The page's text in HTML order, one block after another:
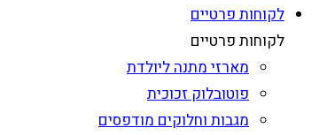
לקוחות פרטיים
לקוחות פרטיים
מארזי מתנה ליולדת
פוטובלוק זכוכית
מגבות וחלוקים מודפסים